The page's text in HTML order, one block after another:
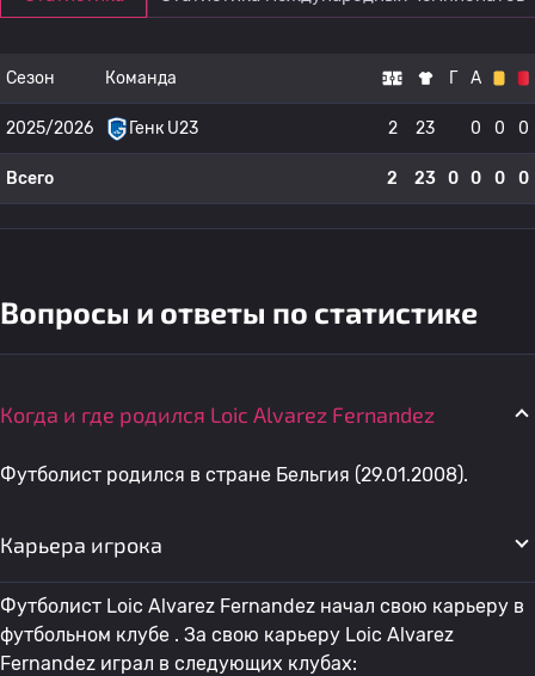
Сезон Команда Г А
2025/2026 Генк U23 2 23 0 0 0
Всего 2 23 0 0 0 0
Вопросы и ответы по статистике
Когда и где родился Loic Alvarez Fernandez
Футболист родился в стране Бельгия (29.01.2008).
Карьера игрока
Футболист Loic Alvarez Fernandez начал свою карьеру в
футбольном клубе . За свою карьеру Loic Alvarez
Fernandez играл в следующих клубах: